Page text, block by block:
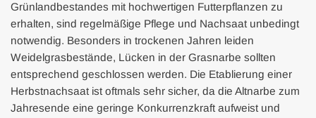
Grünlandbestandes mit hochwertigen Futterpflanzen zu
erhalten, sind regelmäßige Pflege und Nachsaat unbedingt
notwendig. Besonders in trockenen Jahren leiden
Weidelgrasbestände, Lücken in der Grasnarbe sollten
entsprechend geschlossen werden. Die Etablierung einer
Herbstnachsaat ist oftmals sehr sicher, da die Altnarbe zum
Jahresende eine geringe Konkurrenzkraft aufweist und